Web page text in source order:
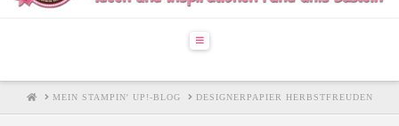
Navigation
HOMEMEIN STAMPIN' UP!-BLOG DESIGNERPAPIER HERBSTFREUDEN